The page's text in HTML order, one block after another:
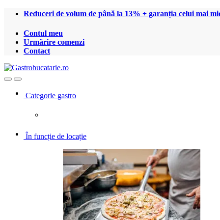
Treci
navigare
Treci
conținut
Reduceri de volum de până la 13% + garanția celui mai
Contul meu
Urmărire comenzi
Contact
OpenClose
Categorie gastro
În funcție de locație